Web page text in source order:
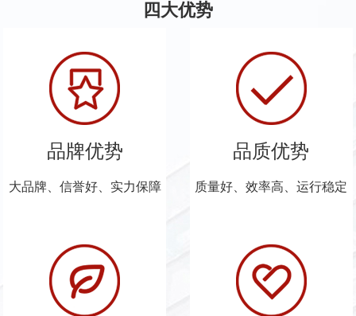
四大优势
品牌优势
大品牌、信誉好、实力保障
品质优势
质量好、效率高、运行稳定